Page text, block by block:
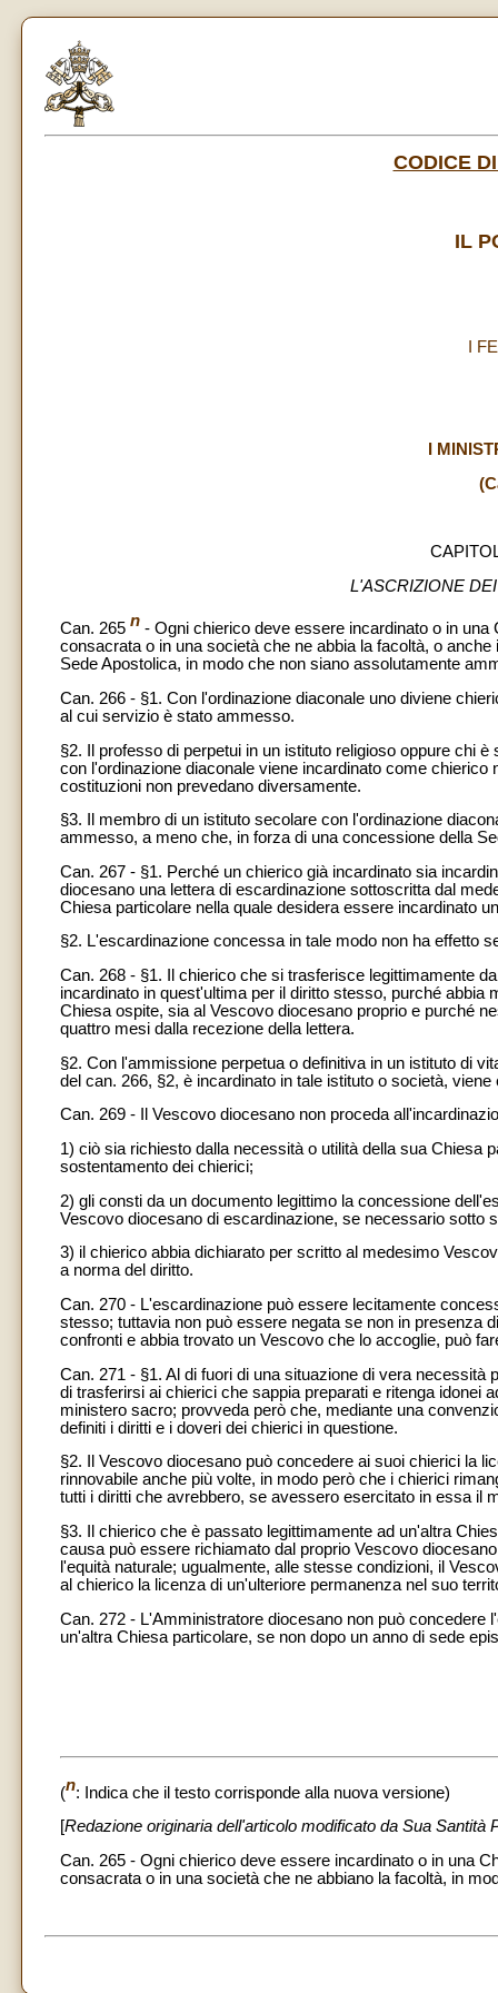
CODICE
IL
I
I
L'ASCRIZIONE
Can. 265 n - Ogni chierico deve essere incardinato o in
consacrata o in una società che ne abbia la facoltà, o
Sede Apostolica, in modo che non siano assolutamente
Can. 266 - §1. Con l'ordinazione diaconale uno diviene
al cui servizio è stato ammesso.
§2. Il professo di perpetui in un istituto religioso oppure chi
con l'ordinazione diaconale viene incardinato come
costituzioni non prevedano diversamente.
§3. Il membro di un istituto secolare con l'ordinazione
ammesso, a meno che, in forza di una concessione della
Can. 267 - §1. Perché un chierico già incardinato sia
diocesano una lettera di escardinazione sottoscritta dal
Chiesa particolare nella quale desidera essere incardinato
§2. L'escardinazione concessa in tale modo non ha effetto
Can. 268 - §1. Il chierico che si trasferisce legittimamente
incardinato in quest'ultima per il diritto stesso, purché
Chiesa ospite, sia al Vescovo diocesano proprio e purché
quattro mesi dalla recezione della lettera.
§2. Con l'ammissione perpetua o definitiva in un istituto di
del can. 266, §2, è incardinato in tale istituto o società,
Can. 269 - Il Vescovo diocesano non proceda
1) ciò sia richiesto dalla necessità o utilità della sua Chiesa
sostentamento dei chierici;
2) gli consti da un documento legittimo la concessione
Vescovo diocesano di escardinazione, se necessario sotto
3) il chierico abbia dichiarato per scritto al medesimo
a norma del diritto.
Can. 270 - L'escardinazione può essere lecitamente
stesso; tuttavia non può essere negata se non in presenza
confronti e abbia trovato un Vescovo che lo accoglie, può
Can. 271 - §1. Al di fuori di una situazione di vera
di trasferirsi ai chierici che sappia preparati e ritenga idonei
ministero sacro; provveda però che, mediante una
definiti i diritti e i doveri dei chierici in questione.
§2. Il Vescovo diocesano può concedere ai suoi chierici la
rinnovabile anche più volte, in modo però che i chierici
tutti i diritti che avrebbero, se avessero esercitato in essa il
§3. Il chierico che è passato legittimamente ad un'altra
causa può essere richiamato dal proprio Vescovo
l'equità naturale; ugualmente, alle stesse condizioni, il
al chierico la licenza di un'ulteriore permanenza nel suo
Can. 272 - L'Amministratore diocesano non può
un'altra Chiesa particolare, se non dopo un anno di sede
(n: Indica che il testo corrisponde alla nuova versione)
[Redazione originaria dell'articolo modificato da Sua Santità
Can. 265 - Ogni chierico deve essere incardinato o in una
consacrata o in una società che ne abbiano la facoltà, in